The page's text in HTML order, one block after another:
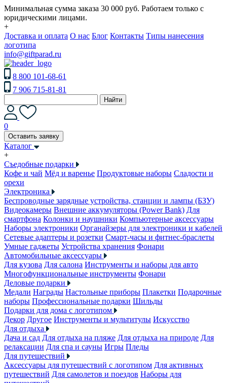
Минимальная сумма заказа 30 000 руб. Работаем только с
юридическими лицами.
+
Доставка и оплата О нас Блог Контакты Типы нанесения
логотипа
info@giftparad.ru
8 800 101-68-61
7 906 715-81-81
Найти
0
Оставить заявку
Каталог
+
Съедобные подарки
Кофе и чай Мёд и варенье Продуктовые наборы Сладости и
орехи
Электроника
Беспроводные зарядные устройства, станции и лампы (БЗУ)
Видеокамеры Внешние аккумуляторы (Power Bank) Для
смартфона Колонки и наушники Компьютерные аксессуары
Наборы электроники Органайзеры для электроники и кабелей
Сетевые адаптеры и розетки Смарт-часы и фитнес-браслеты
Умные гаджеты Устройства хранения Фонари
Автомобильные аксессуары
Для кузова Для салона Инструменты и наборы для авто
Многофункциональные инструменты Фонари
Деловые подарки
Медали Награды Настольные приборы Плакетки Подарочные
наборы Профессиональные подарки Шильды
Подарки для дома с логотипом
Декор Другое Инструменты и мультитулы Искусство
Для отдыха
Дача и сад Для отдыха на пляже Для отдыха на природе Для
релаксации Для спа и сауны Игры Пледы
Для путешествий
Аксессуары для путешествий с логотипом Для активных
путешествий Для самолетов и поездов Наборы для